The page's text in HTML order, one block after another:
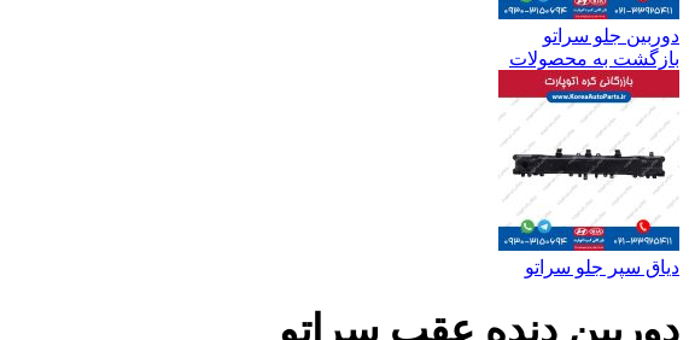
دوربین جلو سراتو
بازگشت به محصولات
دیاق سپر جلو سراتو
دوربین دنده عقب سراتو